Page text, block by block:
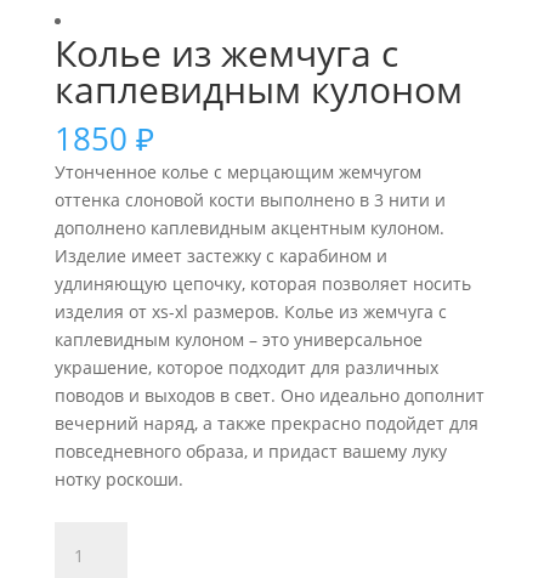
Колье из жемчуга с
каплевидным кулоном
1850 ₽
Утонченное колье с мерцающим жемчугом
оттенка слоновой кости выполнено в 3 нити и
дополнено каплевидным акцентным кулоном.
Изделие имеет застежку с карабином и
удлиняющую цепочку, которая позволяет носить
изделия от xs-xl размеров. Колье из жемчуга с
каплевидным кулоном – это универсальное
украшение, которое подходит для различных
поводов и выходов в свет. Оно идеально дополнит
вечерний наряд, а также прекрасно подойдет для
повседневного образа, и придаст вашему луку
нотку роскоши.
товара